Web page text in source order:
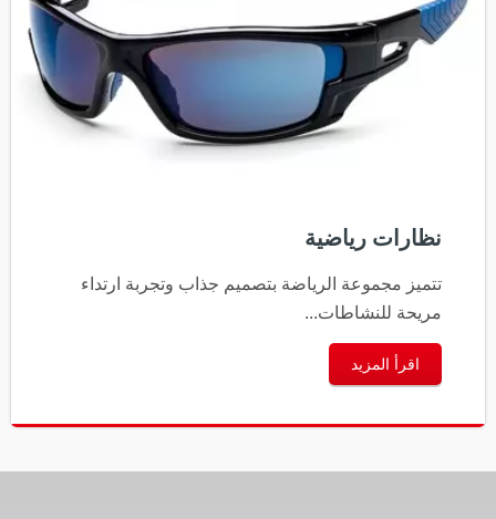
نظارات رياضية
تتميز مجموعة الرياضة بتصميم جذاب وتجربة ارتداء
مريحة للنشاطات...
اقرأ المزيد